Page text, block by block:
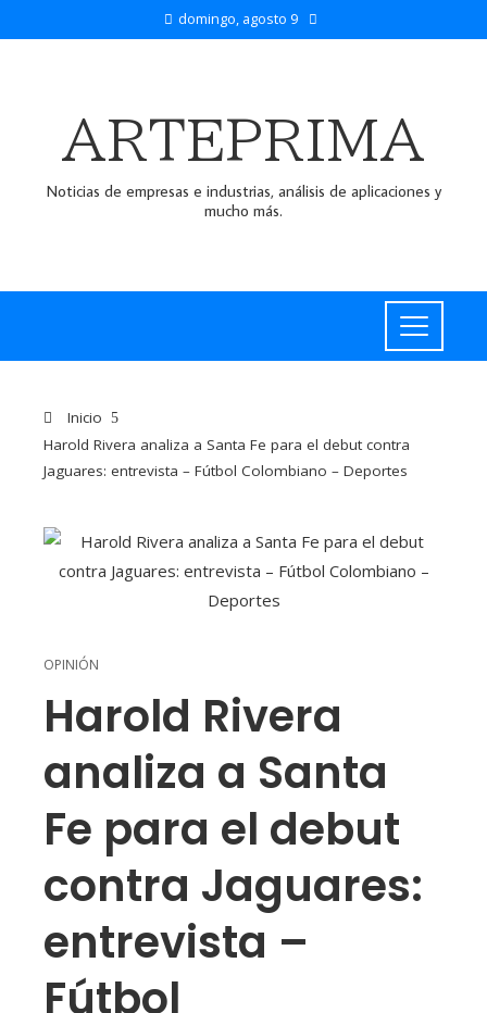
domingo, agosto 9
ARTEPRIMA
Noticias de empresas e industrias, análisis de aplicaciones y
mucho más.
Inicio
Harold Rivera analiza a Santa Fe para el debut contra
Jaguares: entrevista – Fútbol Colombiano – Deportes
OPINIÓN
Harold Rivera
analiza a Santa
Fe para el debut
contra Jaguares:
entrevista –
Fútbol